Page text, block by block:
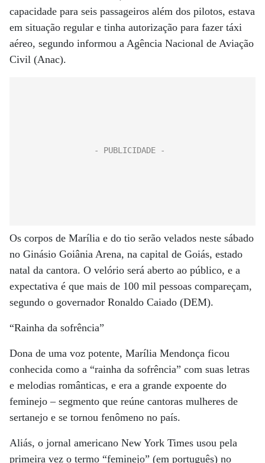
capacidade para seis passageiros além dos pilotos, estava
em situação regular e tinha autorização para fazer táxi
aéreo, segundo informou a Agência Nacional de Aviação
Civil (Anac).
Os corpos de Marília e do tio serão velados neste sábado
no Ginásio Goiânia Arena, na capital de Goiás, estado
natal da cantora. O velório será aberto ao público, e a
expectativa é que mais de 100 mil pessoas compareçam,
segundo o governador Ronaldo Caiado (DEM).
“Rainha da sofrência”
Dona de uma voz potente, Marília Mendonça ficou
conhecida como a “rainha da sofrência” com suas letras
e melodias românticas, e era a grande expoente do
feminejo – segmento que reúne cantoras mulheres de
sertanejo e se tornou fenômeno no país.
Aliás, o jornal americano New York Times usou pela
primeira vez o termo “feminejo” (em português) no